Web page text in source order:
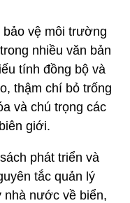
bảo vệ môi trường
nhiều văn bản
tính đồng bộ và
thậm chí bỏ trống
và chú trọng các
giới.
phát triển và
tắc quản lý
nhà nước về biển,